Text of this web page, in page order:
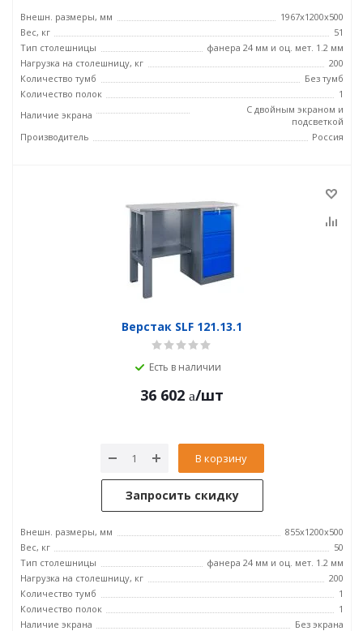
Внешн. размеры, мм
1967x1200x500
Вес, кг
51
Тип столешницы
фанера 24 мм и оц. мет. 1.2 мм
Нагрузка на столешницу, кг
200
Количество тумб
Без тумб
Количество полок
1
Наличие экрана
С двойным экраном и
подсветкой
Производитель
Россия
Верстак SLF 121.13.1
Есть в наличии
36 602 /шт
В корзину
Запросить скидку
Внешн. размеры, мм
855x1200x500
Вес, кг
50
Тип столешницы
фанера 24 мм и оц. мет. 1.2 мм
Нагрузка на столешницу, кг
200
Количество тумб
1
Количество полок
1
Наличие экрана
Без экрана